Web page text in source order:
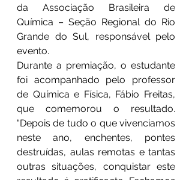
da Associação Brasileira de
Química – Seção Regional do Rio
Grande do Sul, responsável pelo
evento.
Durante a premiação, o estudante
foi acompanhado pelo professor
de Química e Física, Fábio Freitas,
que comemorou o resultado.
“Depois de tudo o que vivenciamos
neste ano, enchentes, pontes
destruídas, aulas remotas e tantas
outras situações, conquistar este